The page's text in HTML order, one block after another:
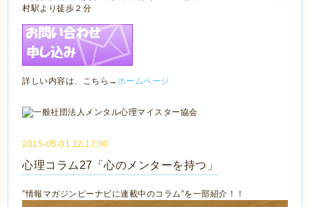
村駅より徒歩２分
詳しい内容は、こちら→ ホームページ
2015-05-01 12:17:00
心理コラム27「心のメンターを持つ」
”情報マガジンピーナビに連載中のコラム”を一部紹介！！